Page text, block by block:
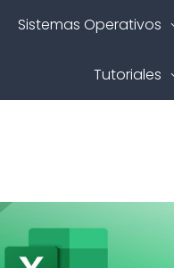
Sistemas Operativos
Tutoriales